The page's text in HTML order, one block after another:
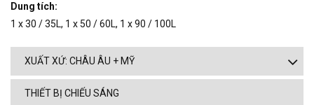
Dung tích:
1 x 30 / 35L, 1 x 50 / 60L, 1 x 90 / 100L
XUẤT XỨ: CHÂU ÂU + MỸ
THIẾT BỊ CHIẾU SÁNG